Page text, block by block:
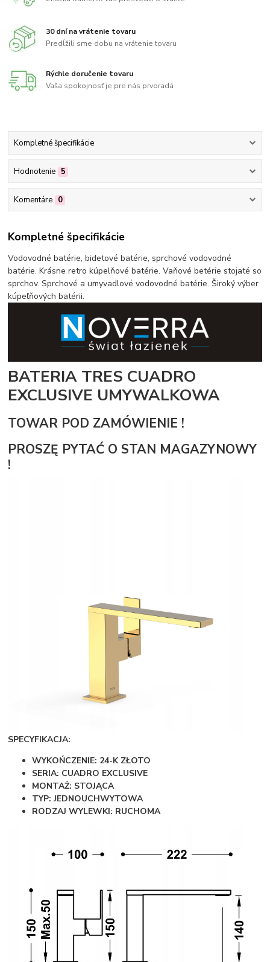
30 dní na vrátenie tovaru
Predĺžili sme dobu na vrátenie tovaru
Rýchle doručenie tovaru
Vaša spokojnosť je pre nás prvoradá
Kompletné špecifikácie
Hodnotenie 5
Komentáre 0
Kompletné špecifikácie
Vodovodné batérie, bidetové batérie, sprchové vodovodné
batérie. Krásne retro kúpelňové batérie. Vaňové betérie stojaté so
sprchov. Sprchové a umyvadlové vodovodné batérie. Široký výber
kúpeľňových batérii.
BATERIA TRES CUADRO
EXCLUSIVE UMYWALKOWA
TOWAR POD ZAMÓWIENIE !
PROSZĘ PYTAĆ O STAN MAGAZYNOWY
!
SPECYFIKACJA:
WYKOŃCZENIE: 24-K ZŁOTO
SERIA: CUADRO EXCLUSIVE
MONTAŻ: STOJĄCA
TYP: JEDNOUCHWYTOWA
RODZAJ WYLEWKI: RUCHOMA